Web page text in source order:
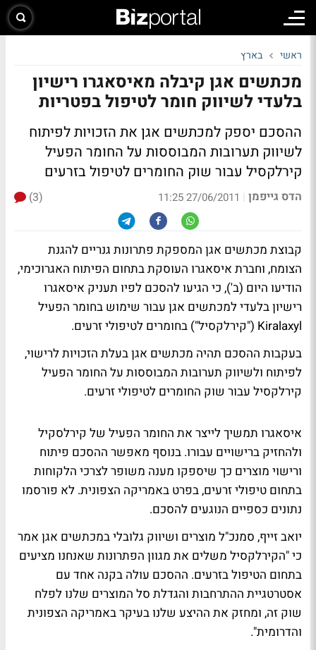
ראשי בארץ
מכתשים אגן קיבלה מאיסאגרו רישיון
בלעדי לשיווק חומר לטיפול בפטריות
ההסכם יספק למכתשים אגן את הזכויות לפיתוח
לשיווק תערובות המבוססות על החומר הפעיל
קירלקסיל עבור שוק החומרים לטיפול בזרעים
הדס גייפמן |
27/06/2011 11:25
(3)
קבוצת מכתשים אגן המספקת פתרונות גנריים להגנת
הצומח, וחברת איסאגרו העוסקת בתחום הפיתוח האגרוכימי,
הודיעו היום (ב'), כי הגיעו להסכם לפיו תעניק איסאגרו
רישיון בלעדי למכתשים אגן עבור שימוש בחומר הפעיל
Kiralaxyl ("קירלקסיל") בחומרים לטיפולי זרעים.
בעקבות ההסכם תהיה מכתשים אגן בעלת הזכויות לרישוי,
לפיתוח ולשיווק תערובות המבוססות על החומר הפעיל
קירלקסיל עבור שוק החומרים לטיפולי זרעים.
איסאגרו תמשיך לייצר את החומר הפעיל של קירלסקיל
ולהחזיק ברישויים עבורו. בנוסף מאפשר ההסכם פיתוח
ורישוי מוצרים כך שיספקו מענה משופר לצרכי הלקוחות
בתחום טיפולי זרעים, בפרט באמריקה הצפונית. לא פורסמו
נתונים כספיים הנוגעים להסכם.
יואב זייף, סמנכ"ל מוצרים ושיווק גלובלי במכתשים אגן אמר
כי "הקירלקסיל משלים את מגוון הפתרונות שאנחנו מציעים
בתחום הטיפול בזרעים. ההסכם עולה בקנה אחד עם
אסטרטגיית ההתרחבות והגדלת סל המוצרים שלנו לפלח
שוק זה, ומחזק את ההיצע שלנו בעיקר באמריקה הצפונית
והדרומית".